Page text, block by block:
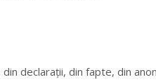
declarații, din fapte, din